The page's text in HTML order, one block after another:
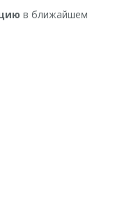
в ближайшем